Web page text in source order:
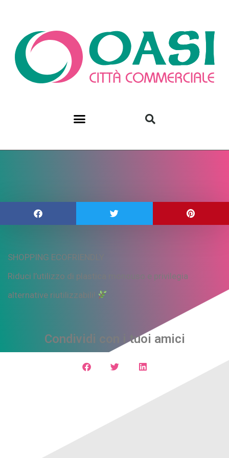
SHOPPING ECOFRIENDLY
Riduci l’utilizzo di plastica monouso e privilegia
alternative riutilizzabili!
Condividi con i tuoi amici